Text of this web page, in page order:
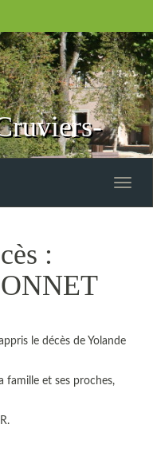
Toggle
:
le décès de Yolande
famille et ses proches,